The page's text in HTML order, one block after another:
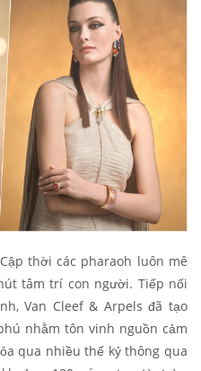
thời các pharaoh luôn mê
tâm trí con người. Tiếp nối
Van Cleef & Arpels đã tạo
nhằm tôn vinh nguồn cảm
qua nhiều thế kỷ thông qua